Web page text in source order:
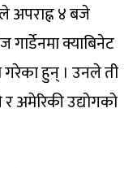
अपराह्न ४ बजे
गार्डेनमा क्याबिनेट
हुन् । उनले ती
अमेरिकी उद्योगको